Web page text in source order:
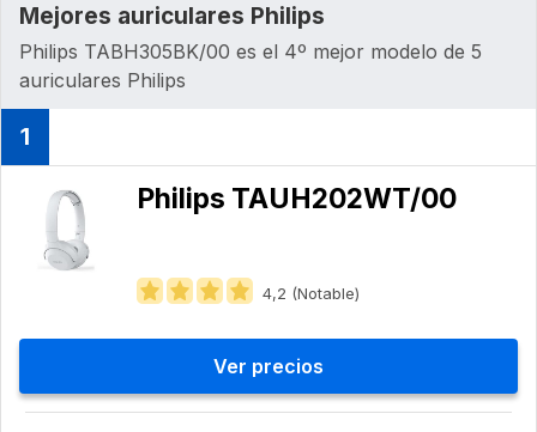
Mejores auriculares Philips
Philips ‎TABH305BK/00 es el 4º mejor modelo de 5
auriculares Philips
1
Philips ‎TAUH202WT/00
4,2 (Notable)
Ver precios